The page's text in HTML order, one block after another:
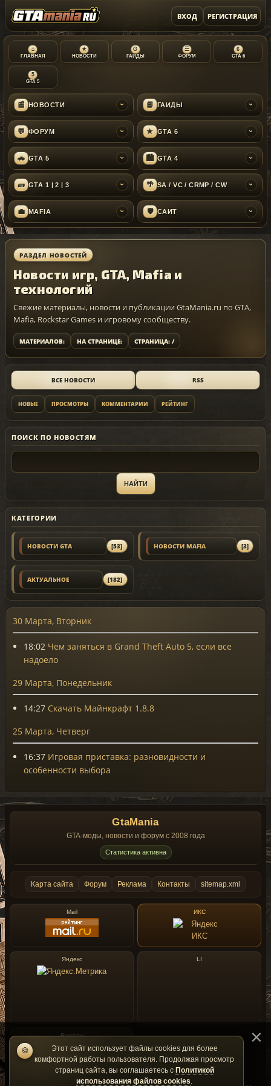
ВХОД РЕГИСТРАЦИЯ
⌂
ГЛАВНАЯ
★
НОВОСТИ
G
ГАЙДЫ
☰
ФОРУМ
6
GTA 6
5
GTA 5
📰 НОВОСТИ › 📘 ГАЙДЫ ›
💬 ФОРУМ › ★ GTA 6 ›
🚗 GTA 5 › 🏙 GTA 4 ›
🧱 GTA 1 | 2 | 3 › 🌴 SA / VC / CRMP / CW ›
💼 MAFIA › 🛡 САЙТ ›
РАЗДЕЛ НОВОСТЕЙ
Новости игр, GTA, Mafia и
технологий
Свежие материалы, новости и публикации GtaMania.ru по GTA,
Mafia, Rockstar Games и игровому сообществу.
МАТЕРИАЛОВ: НА СТРАНИЦЕ: СТРАНИЦА: /
ВСЕ НОВОСТИ RSS
НОВЫЕ ПРОСМОТРЫ КОММЕНТАРИИ РЕЙТИНГ
ПОИСК ПО НОВОСТЯМ
КАТЕГОРИИ
НОВОСТИ GTA [53] НОВОСТИ MAFIA [3]
АКТУАЛЬНОЕ [182]
30 Марта, Вторник
18:02 Чем заняться в Grand Theft Auto 5, если все
надоело
29 Марта, Понедельник
14:27 Скачать Майнкрафт 1.8.8
25 Марта, Четверг
16:37 Игровая приставка: разновидности и
особенности выбора
GtaMania
GTA-моды, новости и форум с 2008 года
Статистика активна
Карта сайта Форум Реклама Контакты sitemap.xml
Mail ИКС
Яндекс LI
Rambler
🍪
Этот сайт использует файлы cookies для более
комфортной работы пользователя. Продолжая просмотр
страниц сайта, вы соглашаетесь с Политикой
использования файлов cookies.